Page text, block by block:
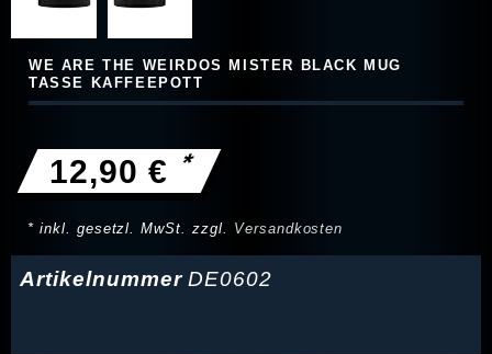
WE ARE THE WEIRDOS MISTER BLACK MUG
TASSE KAFFEEPOTT
12,90 € *
* inkl. gesetzl. MwSt. zzgl. Versandkosten
ArtikelnummerDE0602